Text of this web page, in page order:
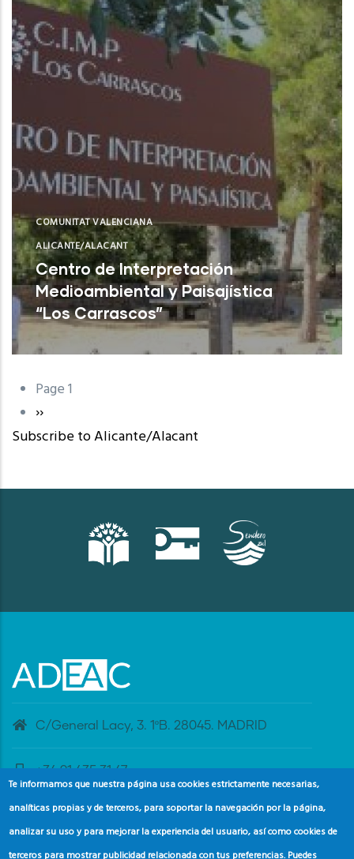
COMUNITAT VALENCIANA
ALICANTE/ALACANT
Centro de Interpretación
Medioambiental y Paisajística
“Los Carrascos”
L'Alfàs del Pi (Alicante)
Pagination
Page 1
Next
page
››
Subscribe to Alicante/Alacant
C/General Lacy, 3. 1ºB. 28045. MADRID
+34 91 435 31 47
banderaazul@adeac.es
Te informamos que nuestra página usa cookies estrictamente necesarias,
analíticas propias y de terceros, para soportar la navegación por la página,
analizar su uso y para mejorar la experiencia del usuario, así como cookies de
terceros para mostrar publicidad relacionada con tus preferencias. Puedes